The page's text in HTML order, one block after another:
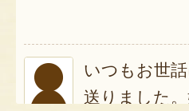
いつもお世
送りました